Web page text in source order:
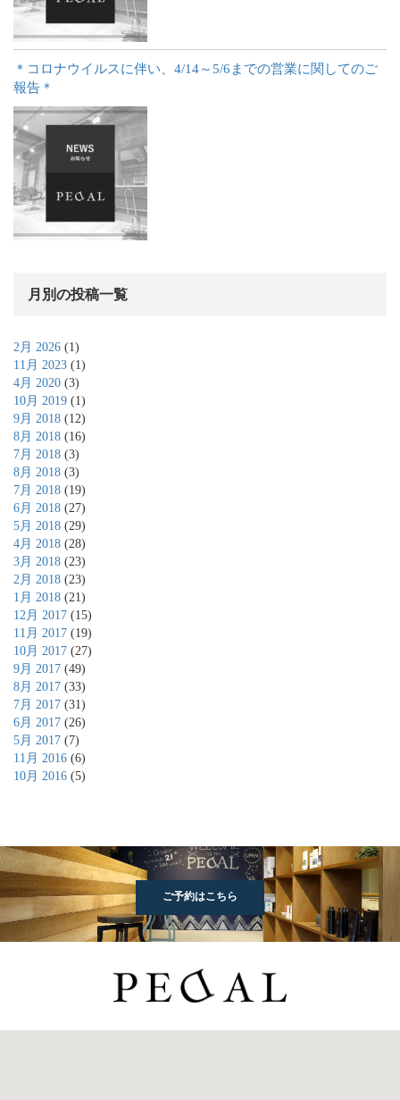
＊コロナウイルスに伴い、4/14～5/6までの営業に関してのご
報告＊
月別の投稿一覧
2月 2026 (1)
11月 2023 (1)
4月 2020 (3)
10月 2019 (1)
9月 2018 (12)
8月 2018 (16)
7月 2018 (3)
8月 2018 (3)
7月 2018 (19)
6月 2018 (27)
5月 2018 (29)
4月 2018 (28)
3月 2018 (23)
2月 2018 (23)
1月 2018 (21)
12月 2017 (15)
11月 2017 (19)
10月 2017 (27)
9月 2017 (49)
8月 2017 (33)
7月 2017 (31)
6月 2017 (26)
5月 2017 (7)
11月 2016 (6)
10月 2016 (5)
ご予約はこちら